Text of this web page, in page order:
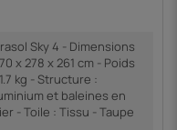
Sky 4 - Dimensions
x 278 x 261 cm - Poids
kg - Structure :
et baleines en
- Toile : Tissu - Taupe